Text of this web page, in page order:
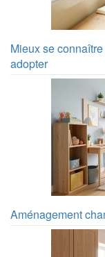
Mieux se
adopter
Aménagement